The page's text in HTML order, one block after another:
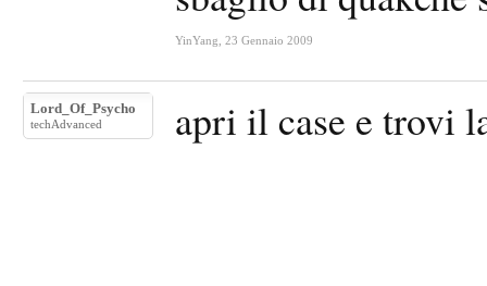
YinYang 23 Gennaio 2009
Lord_Of_Psycho
techAdvanced apri il case e trovi